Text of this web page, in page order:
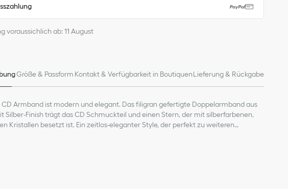
voraussichlich ab: 11 August
Größe & Passform Kontakt & Verfügbarkeit in BoutiquenLieferung & Rückgabe
CD Armband ist modern und elegant. Das filigran gefertigte Doppelarmband aus
Silber-Finish trägt das CD Schmuckteil und einen Stern, der mit silberfarbenen,
Kristallen besetzt ist. Ein zeitlos-eleganter Style, der perfekt zu weiteren